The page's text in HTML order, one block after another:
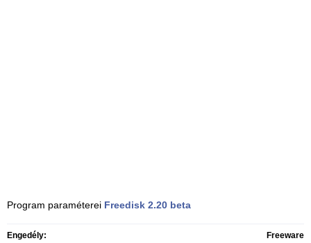
Program paraméterei Freedisk 2.20 beta
Engedély: Freeware